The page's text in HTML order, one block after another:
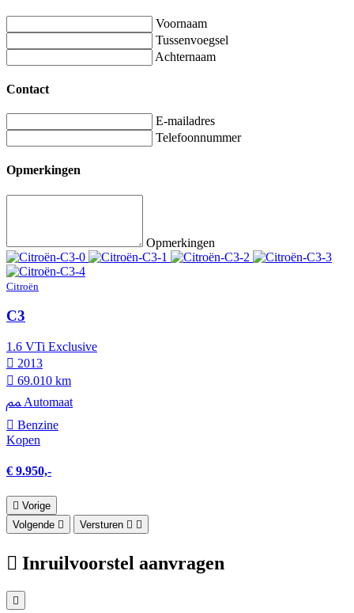
Voornaam
Tussenvoegsel
Achternaam
Contact
E-mailadres
Telefoonnummer
Opmerkingen
Opmerkingen
Citroën
C3
1.6 VTi Exclusive
2013
69.010 km
Automaat
Benzine
Kopen
€ 9.950,-
Vorige
Volgende
Versturen
Inruilvoorstel aanvragen